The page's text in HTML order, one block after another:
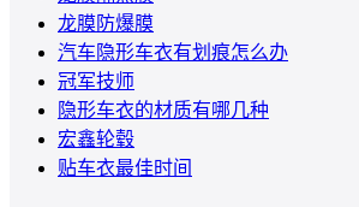
龙膜防爆膜
汽车隐形车衣有划痕怎么办
冠军技师
隐形车衣的材质有哪几种
宏鑫轮毂
贴车衣最佳时间